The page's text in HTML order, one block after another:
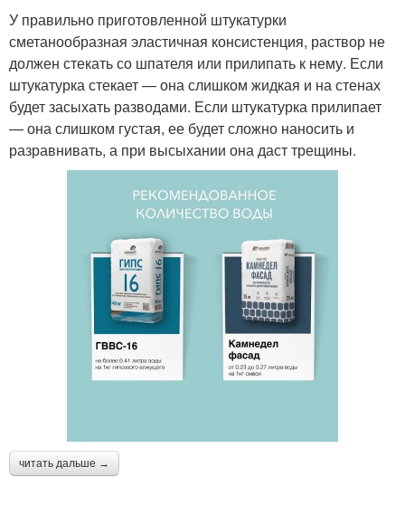
У правильно приготовленной штукатурки
сметанообразная эластичная консистенция, раствор не
должен стекать со шпателя или прилипать к нему. Если
штукатурка стекает — она слишком жидкая и на стенах
будет засыхать разводами. Если штукатурка прилипает
— она слишком густая, ее будет сложно наносить и
разравнивать, а при высыхании она даст трещины.
читать дальше →